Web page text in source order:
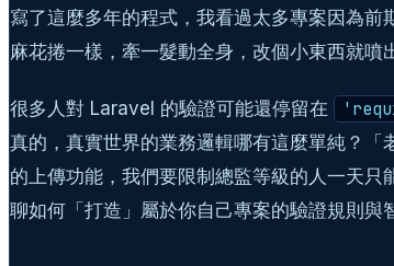
寫了這麼多年的程式，我看過太多專案因為
麻花捲一樣，牽一髮動全身，改個小東西就
很多人對 Laravel 的驗證可能還停留在
真的，真實世界的業務邏輯哪有這麼單純？
的上傳功能，我們要限制總監等級的人一天
聊如何「打造」屬於你自己專案的驗證規則